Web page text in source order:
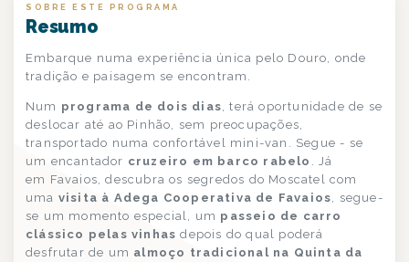
SOBRE ESTE PROGRAMA
Resumo
Embarque numa experiência única pelo Douro, onde
tradição e paisagem se encontram.
Num programa de dois dias , terá oportunidade de se
deslocar até ao Pinhão, sem preocupações,
transportado numa confortável mini-van. Segue - se
um encantador cruzeiro em barco rabelo
. Já
em Favaios, descubra os segredos do Moscatel com
uma visita à Adega Cooperativa de Favaios , segue-
se um momento especial, um passeio de carro
clássico pelas vinhas depois do qual poderá
desfrutar de um almoço tradicional na Quinta da